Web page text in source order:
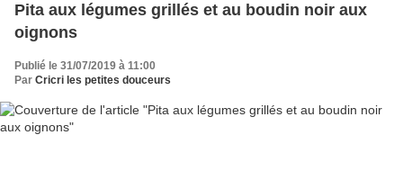
Pita aux légumes grillés et au boudin noir aux
oignons
Publié le 31/07/2019 à 11:00
Par Cricri les petites douceurs